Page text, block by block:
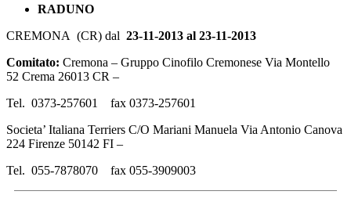
RADUNO
CREMONA (CR) dal 23-11-2013 al 23-11-2013
Comitato: Cremona – Gruppo Cinofilo Cremonese Via Montello
52 Crema 26013 CR –
Tel. 0373-257601 fax 0373-257601
Societa’ Italiana Terriers C/O Mariani Manuela Via Antonio Canova
224 Firenze 50142 FI –
Tel. 055-7878070 fax 055-3909003